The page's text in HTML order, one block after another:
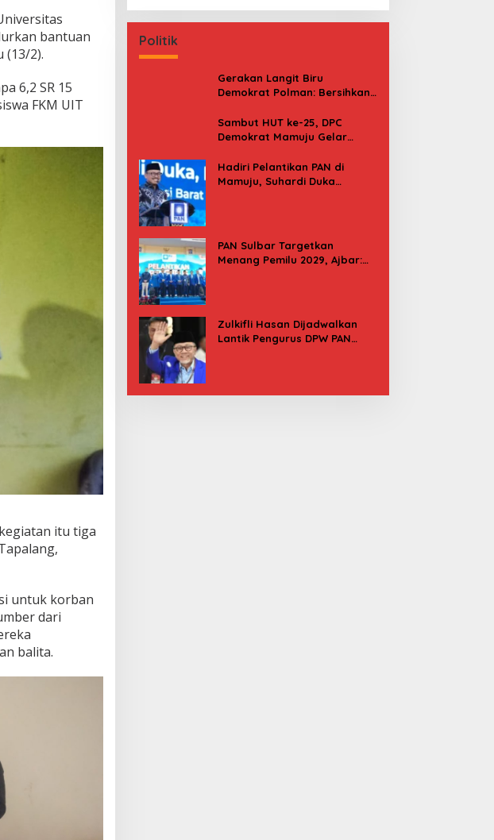
bantuan
(13/2).
6,2 SR 15
FKM UIT
itu tiga
untuk korban
dari
balita.
Politik
Gerakan Langit Biru
Demokrat Polman: Bersihkan
Donor Darah
Sambut HUT ke-25, DPC
Demokrat Mamuju Gelar
Indonesia Asri
Hadiri Pelantikan PAN di
Mamuju, Suhardi Duka
PAN Sulbar Targetkan
Menang Pemilu 2029, Ajbar:
Zulkifli Hasan Dijadwalkan
Lantik Pengurus DPW PAN